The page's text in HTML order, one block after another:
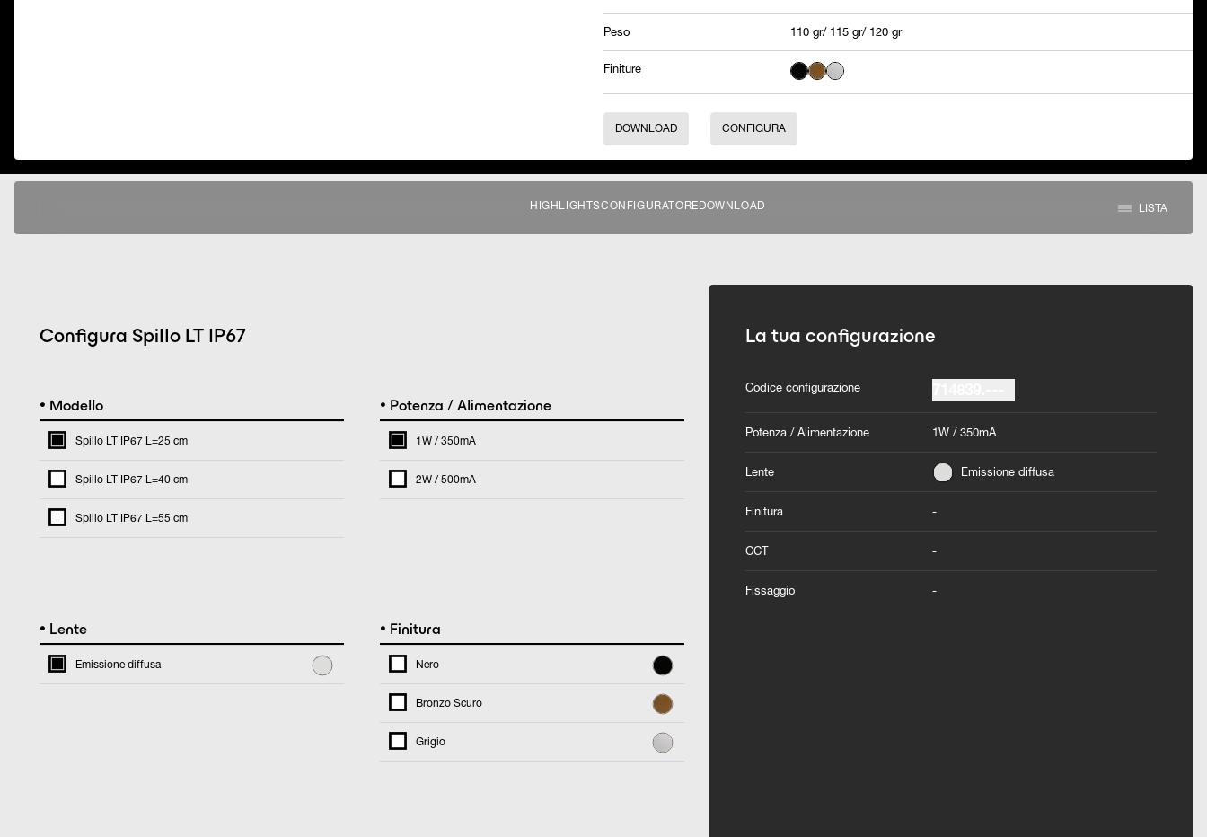
Peso 110 gr/ 115 gr/ 120 gr
Finiture
DOWNLOAD CONFIGURA
HIGHLIGHTSCONFIGURATORE DOWNLOAD LISTA
Configura Spillo LT IP67
• Modello
Spillo LT IP67 L=25 cm
Spillo LT IP67 L=40 cm
Spillo LT IP67 L=55 cm
• Potenza / Alimentazione
1W / 350mA
2W / 500mA
• Lente
Emissione diffusa
• Finitura
Nero
Bronzo Scuro
Grigio
La tua configurazione
Codice configurazione
Potenza / Alimentazione 1W / 350mA
Lente Emissione diffusa
Finitura -
CCT -
Fissaggio -